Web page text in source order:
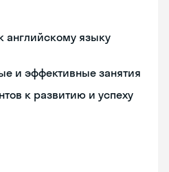
английскому языку
и эффективные занятия
к развитию и успеху